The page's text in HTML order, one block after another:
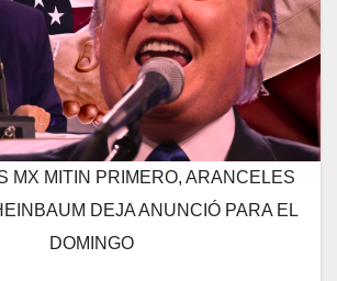
MX MITIN PRIMERO, ARANCELES
DEJA ANUNCIÓ PARA EL
DOMINGO